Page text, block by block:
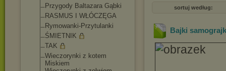
Przygody Baltazara Gąbki
RASMUS I WŁÓCZĘGA
Rymowanki-Przytul anki
ŚMIETNIK
TAK
Wieczorynki z kotem
Miskiem
sortuj według:
Bajki